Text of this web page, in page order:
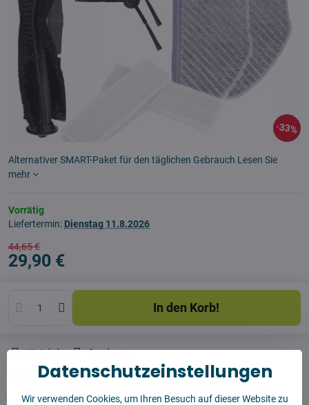
33%
Alternativer SMART-Paket für den täglichen Gebrauch Lesen Sie
mehr
Vorrätig
Liefertermin: Dienstag 11.8.2026
44,65 €
29,90 €
In den Korb!
Watchdog Sendungen
Produzent:Vysajto.sk
Datenschutzeinstellungen
Wir verwenden Cookies, um Ihren Besuch auf dieser Website zu